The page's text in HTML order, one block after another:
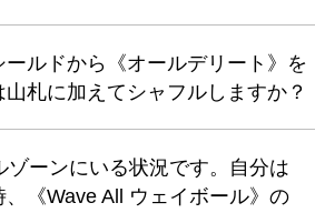
ルドから《オールデリート》を
札に加えてシャフルしますか？
ーンにいる状況です。自分は
《Wave All ウェイボール》の